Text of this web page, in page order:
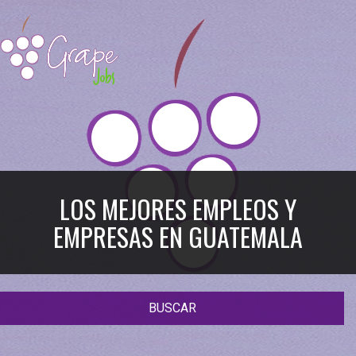
LOS MEJORES EMPLEOS Y
EMPRESAS EN GUATEMALA
BUSCAR